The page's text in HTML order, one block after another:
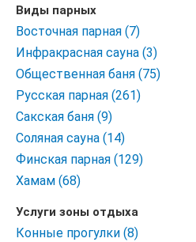
Виды парных
Восточная парная (7)
Инфракрасная сауна (3)
Общественная баня (75)
Русская парная (261)
Сакская баня (9)
Соляная сауна (14)
Финская парная (129)
Хамам (68)
Услуги зоны отдыха
Конные прогулки (8)